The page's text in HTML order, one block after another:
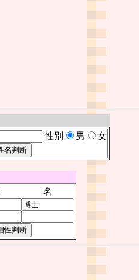
性別 男 女
名